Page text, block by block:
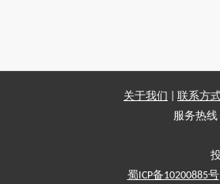
关于我们 联系方
服务热线
蜀ICP备10200885号